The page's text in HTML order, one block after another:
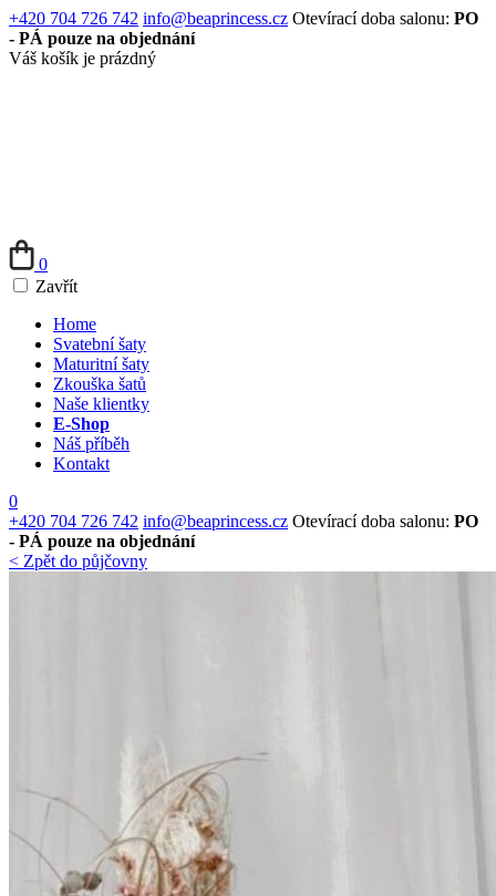
+420 704 726 742 info@beaprincess.cz Otevírací doba salonu: PO
- PÁ pouze na objednání
Váš košík je prázdný
0
Zavřít
Home
Svatební šaty
Maturitní šaty
Zkouška šatů
Naše klientky
E-Shop
Náš příběh
Kontakt
0
+420 704 726 742 info@beaprincess.cz Otevírací doba salonu: PO
- PÁ pouze na objednání
< Zpět do půjčovny